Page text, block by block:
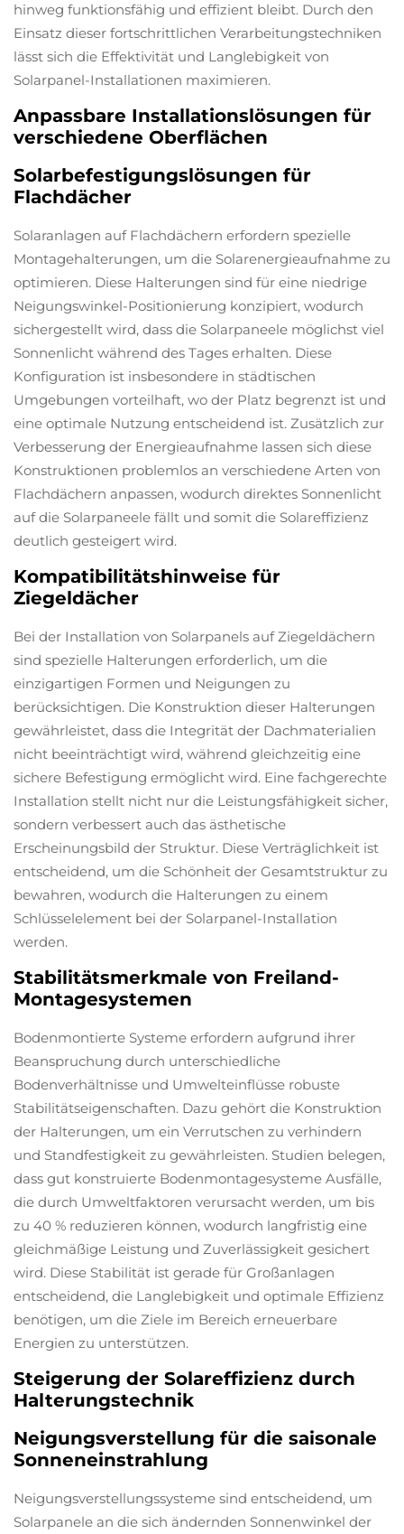
hinweg funktionsfähig und effizient bleibt. Durch den
Einsatz dieser fortschrittlichen Verarbeitungstechniken
lässt sich die Effektivität und Langlebigkeit von
Solarpanel-Installationen maximieren.
Anpassbare Installationslösungen für
verschiedene Oberflächen
Solarbefestigungslösungen für
Flachdächer
Solaranlagen auf Flachdächern erfordern spezielle
Montagehalterungen, um die Solarenergieaufnahme zu
optimieren. Diese Halterungen sind für eine niedrige
Neigungswinkel-Positionierung konzipiert, wodurch
sichergestellt wird, dass die Solarpaneele möglichst viel
Sonnenlicht während des Tages erhalten. Diese
Konfiguration ist insbesondere in städtischen
Umgebungen vorteilhaft, wo der Platz begrenzt ist und
eine optimale Nutzung entscheidend ist. Zusätzlich zur
Verbesserung der Energieaufnahme lassen sich diese
Konstruktionen problemlos an verschiedene Arten von
Flachdächern anpassen, wodurch direktes Sonnenlicht
auf die Solarpaneele fällt und somit die Solareffizienz
deutlich gesteigert wird.
Kompatibilitätshinweise für
Ziegeldächer
Bei der Installation von Solarpanels auf Ziegeldächern
sind spezielle Halterungen erforderlich, um die
einzigartigen Formen und Neigungen zu
berücksichtigen. Die Konstruktion dieser Halterungen
gewährleistet, dass die Integrität der Dachmaterialien
nicht beeinträchtigt wird, während gleichzeitig eine
sichere Befestigung ermöglicht wird. Eine fachgerechte
Installation stellt nicht nur die Leistungsfähigkeit sicher,
sondern verbessert auch das ästhetische
Erscheinungsbild der Struktur. Diese Verträglichkeit ist
entscheidend, um die Schönheit der Gesamtstruktur zu
bewahren, wodurch die Halterungen zu einem
Schlüsselelement bei der Solarpanel-Installation
werden.
Stabilitätsmerkmale von Freiland-
Montagesystemen
Bodenmontierte Systeme erfordern aufgrund ihrer
Beanspruchung durch unterschiedliche
Bodenverhältnisse und Umwelteinflüsse robuste
Stabilitätseigenschaften. Dazu gehört die Konstruktion
der Halterungen, um ein Verrutschen zu verhindern
und Standfestigkeit zu gewährleisten. Studien belegen,
dass gut konstruierte Bodenmontagesysteme Ausfälle,
die durch Umweltfaktoren verursacht werden, um bis
zu 40 % reduzieren können, wodurch langfristig eine
gleichmäßige Leistung und Zuverlässigkeit gesichert
wird. Diese Stabilität ist gerade für Großanlagen
entscheidend, die Langlebigkeit und optimale Effizienz
benötigen, um die Ziele im Bereich erneuerbare
Energien zu unterstützen.
Steigerung der Solareffizienz durch
Halterungstechnik
Neigungsverstellung für die saisonale
Sonneneinstrahlung
Neigungsverstellungssysteme sind entscheidend, um
Solarpanele an die sich ändernden Sonnenwinkel der